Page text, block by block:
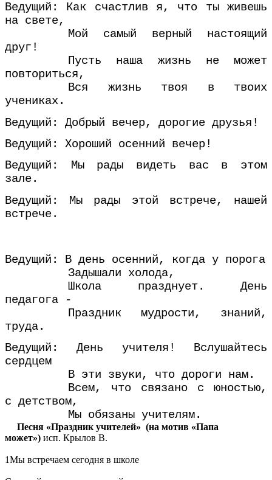
Ведущий: Как счастлив я, что ты живешь
на свете,
Мой самый верный настоящий
друг!
Пусть наша жизнь не может
повториться,
Вся жизнь твоя в твоих
учениках.
Ведущий: Добрый вечер, дорогие друзья!
Ведущий: Хороший осенний вечер!
Ведущий: Мы рады видеть вас в этом
зале.
Ведущий: Мы рады этой встрече, нашей
встрече.
Ведущий: В день осенний, когда у порога
Задышали холода,
Школа празднует. День
педагога -
Праздник мудрости, знаний,
труда.
Ведущий: День учителя! Вслушайтесь
сердцем
В эти звуки, что дороги нам.
Всем, что связано с юностью,
с детством,
Мы обязаны учителям.
Песня «Праздник учителей» (на мотив «Папа
может») исп. Крылов В.
1Мы встречаем сегодня в школе